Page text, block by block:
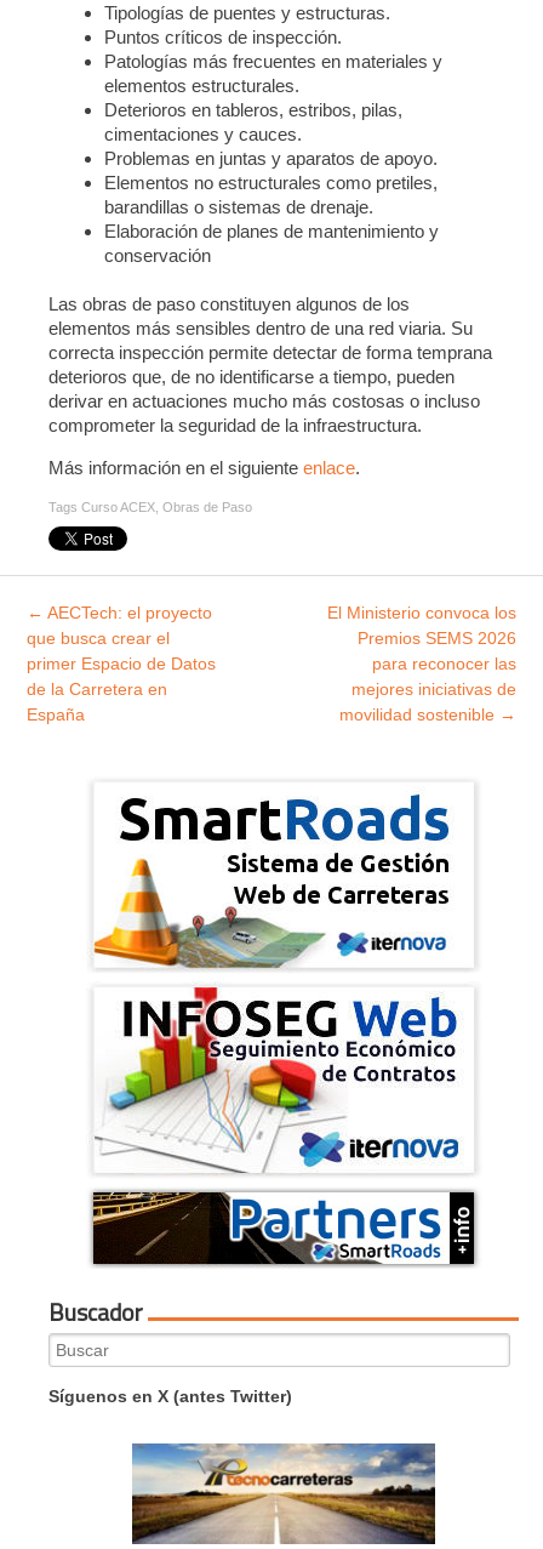
Tipologías de puentes y estructuras.
Puntos críticos de inspección.
Patologías más frecuentes en materiales y
elementos estructurales.
Deterioros en tableros, estribos, pilas,
cimentaciones y cauces.
Problemas en juntas y aparatos de apoyo.
Elementos no estructurales como pretiles,
barandillas o sistemas de drenaje.
Elaboración de planes de mantenimiento y
conservación
Las obras de paso constituyen algunos de los
elementos más sensibles dentro de una red viaria. Su
correcta inspección permite detectar de forma temprana
deterioros que, de no identificarse a tiempo, pueden
derivar en actuaciones mucho más costosas o incluso
comprometer la seguridad de la infraestructura.
Más información en el siguiente enlace.
Tags Curso ACEX Obras de Paso
Explorar
entradas
← AECTech: el proyecto
que busca crear el
primer Espacio de Datos
de la Carretera en
España
El Ministerio convoca los
Premios SEMS 2026
para reconocer las
mejores iniciativas de
movilidad sostenible →
Buscador
Search
for:
Síguenos en X (antes Twitter)